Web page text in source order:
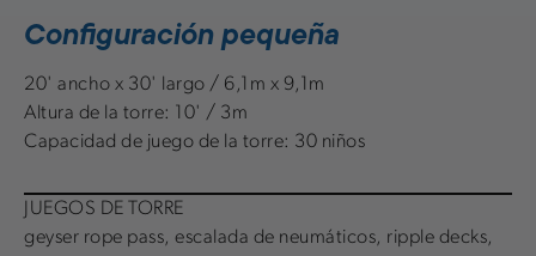
Configuración pequeña
20' ancho x 30' largo / 6,1m x 9,1m
Altura de la torre: 10' / 3m
Capacidad de juego de la torre: 30 niños
JUEGOS DE TORRE
geyser rope pass, escalada de neumáticos, ripple decks,